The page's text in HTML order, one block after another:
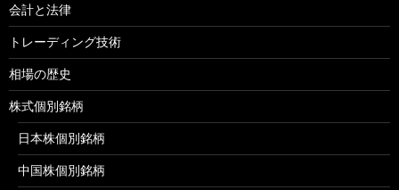
会計と法律
トレーディング技術
相場の歴史
株式個別銘柄
日本株個別銘柄
中国株個別銘柄